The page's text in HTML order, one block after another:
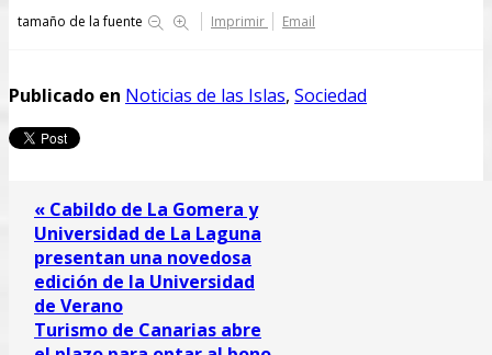
tamaño de la fuente Imprimir Email
Publicado en Noticias de las Islas, Sociedad
« Cabildo de La Gomera y
Universidad de La Laguna
presentan una novedosa
edición de la Universidad
de Verano
Turismo de Canarias abre